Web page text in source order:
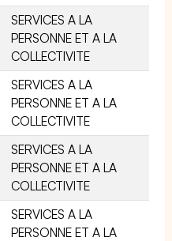
SERVICES A LA
PERSONNE ET A LA
COLLECTIVITE
SERVICES A LA
PERSONNE ET A LA
COLLECTIVITE
SERVICES A LA
PERSONNE ET A LA
COLLECTIVITE
SERVICES A LA
PERSONNE ET A LA